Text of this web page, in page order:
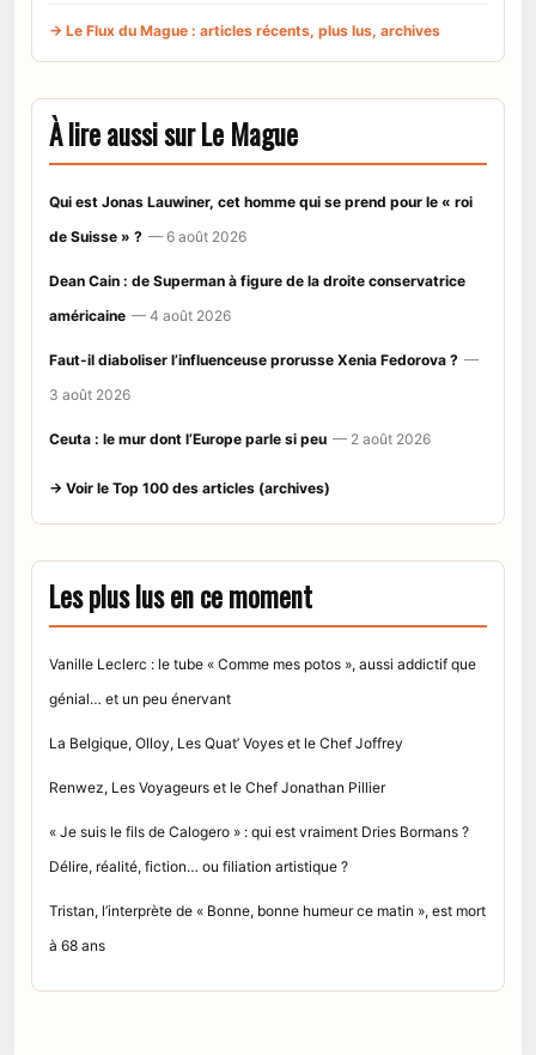
→ Le Flux du Mague : articles récents, plus lus, archives
À lire aussi sur Le Mague
Qui est Jonas Lauwiner, cet homme qui se prend pour le « roi
de Suisse » ? — 6 août 2026
Dean Cain : de Superman à figure de la droite conservatrice
américaine — 4 août 2026
Faut-il diaboliser l’influenceuse prorusse Xenia Fedorova ? —
3 août 2026
Ceuta : le mur dont l’Europe parle si peu — 2 août 2026
→ Voir le Top 100 des articles (archives)
Les plus lus en ce moment
Vanille Leclerc : le tube « Comme mes potos », aussi addictif que
génial… et un peu énervant
La Belgique, Olloy, Les Quat’ Voyes et le Chef Joffrey
Renwez, Les Voyageurs et le Chef Jonathan Pillier
« Je suis le fils de Calogero » : qui est vraiment Dries Bormans ?
Délire, réalité, fiction… ou filiation artistique ?
Tristan, l’interprète de « Bonne, bonne humeur ce matin », est mort
à 68 ans